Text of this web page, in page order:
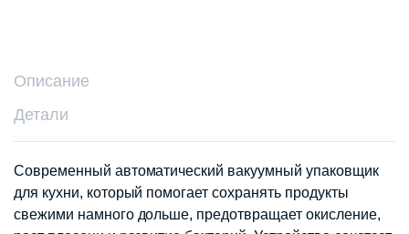
Описание
Детали
Современный автоматический вакуумный упаковщик
для кухни, который помогает сохранять продукты
свежими намного дольше, предотвращает окисление,